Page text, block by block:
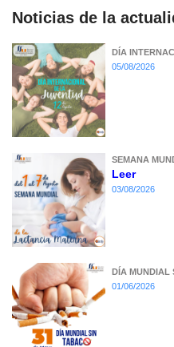
Noticias de la
DÍA
05/08/2026
SEMANA
Leer
03/08/2026
DÍA MUNDIAL
01/06/2026